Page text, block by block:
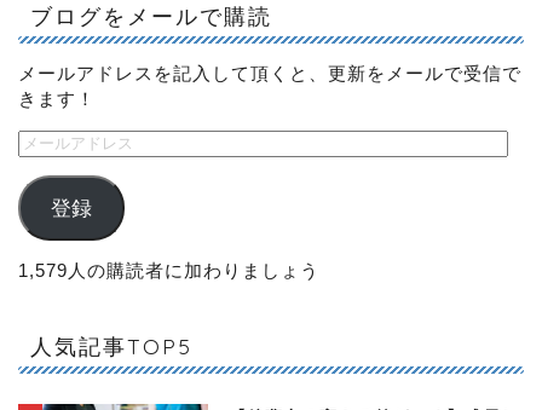
ブログをメールで購読
メールアドレスを記入して頂くと、更新をメールで受信で
きます！
登録
1,579人の購読者に加わりましょう
人気記事TOP5